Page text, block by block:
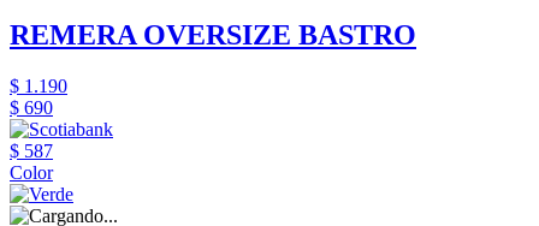
REMERA OVERSIZE BASTRO
$ 1.190
$ 690
$ 587
Color